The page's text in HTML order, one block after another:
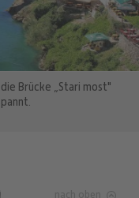
Brücke „Stari most"